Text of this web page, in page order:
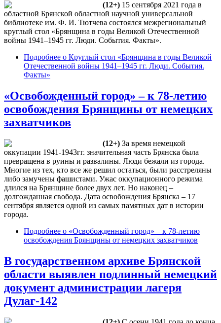
(12+) 15 сентября 2021 года в
областной Брянской областной научной универсальной
библиотеке им. Ф. И. Тютчева состоялся межрегиональный
круглый стол «Брянщина в годы Великой Отечественной
войны 1941–1945 гг. Люди. События. Факты».
Подробнее о Круглый стол «Брянщина в годы Великой
Отечественной войны 1941–1945 гг. Люди. События.
Факты»
«Освобожденный город» – к 78-летию
освобождения Брянщины от немецких
захватчиков
(12+) За время немецкой
оккупации 1941-1943гг. значительная часть Брянска была
превращена в руины и развалины. Люди бежали из города.
Многие из тех, кто все же решил остаться, были расстреляны
либо замучены фашистами. Ужас оккупационного режима
длился на Брянщине более двух лет. Но наконец –
долгожданная свобода. Дата освобождения Брянска – 17
сентября является одной из самых памятных дат в истории
города.
Подробнее о «Освобожденный город» – к 78-летию
освобождения Брянщины от немецких захватчиков
В государственном архиве Брянской
области выявлен подлинный немецкий
документ администрации лагеря
Дулаг-142